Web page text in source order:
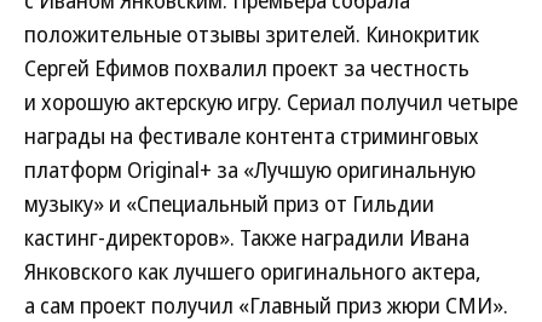
положительные отзывы зрителей. Кинокритик
Сергей Ефимов похвалил проект за честность
и хорошую актерскую игру. Сериал получил четыре
награды на фестивале контента стриминговых
платформ Original+ за «Лучшую оригинальную
музыку» и «Специальный приз от Гильдии
кастинг-директоров». Также наградили Ивана
Янковского как лучшего оригинального актера,
а сам проект получил «Главный приз жюри СМИ».